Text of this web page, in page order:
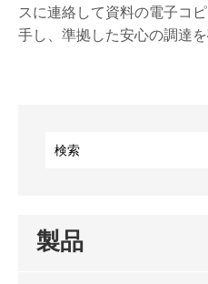
スに連絡して資料の電子コ
手し、準拠した安心の調達を
製品